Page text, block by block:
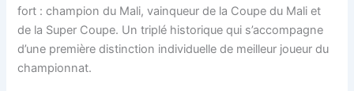
fort : champion du Mali, vainqueur de la Coupe du Mali et
de la Super Coupe. Un triplé historique qui s’accompagne
d’une première distinction individuelle de meilleur joueur du
championnat.